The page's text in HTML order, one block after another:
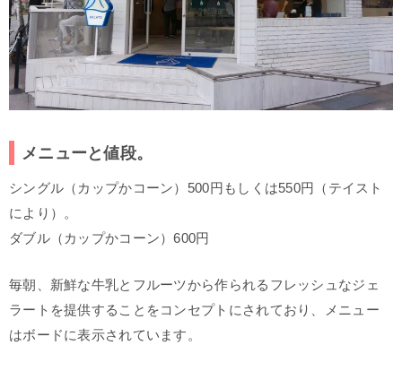
メニューと値段。
シングル（カップかコーン）500円もしくは550円（テイスト
により）。
ダブル（カップかコーン）600円
毎朝、新鮮な牛乳とフルーツから作られるフレッシュなジェ
ラートを提供することをコンセプトにされており、メニュー
はボードに表示されています。